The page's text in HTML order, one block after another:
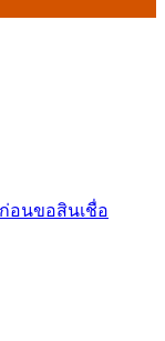
อนขอสินเชื่อ